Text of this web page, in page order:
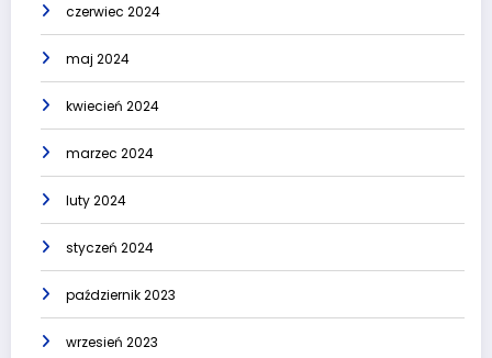
czerwiec 2024
maj 2024
kwiecień 2024
marzec 2024
luty 2024
styczeń 2024
październik 2023
wrzesień 2023